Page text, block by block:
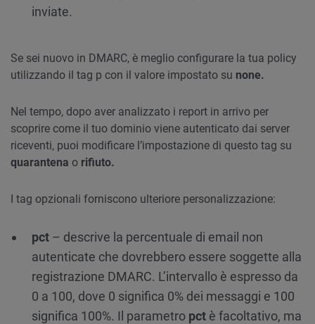
inviate.
Se sei nuovo in DMARC, è meglio configurare la tua policy
utilizzando il tag p con il valore impostato su none.
Nel tempo, dopo aver analizzato i report in arrivo per
scoprire come il tuo dominio viene autenticato dai server
riceventi, puoi modificare l’impostazione di questo tag su
quarantena o rifiuto.
I tag opzionali forniscono ulteriore personalizzazione:
pct – descrive la percentuale di email non
autenticate che dovrebbero essere soggette alla
registrazione DMARC. L’intervallo è espresso da
0 a 100, dove 0 significa 0% dei messaggi e 100
significa 100%. Il parametro pct è facoltativo, ma